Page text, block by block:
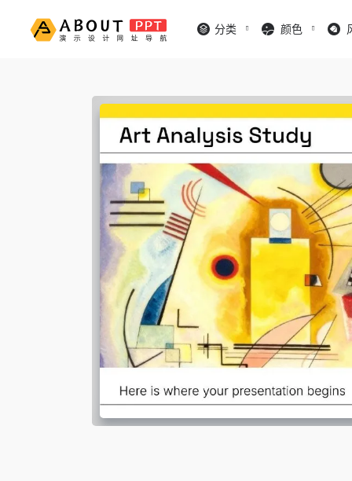
分类 颜色